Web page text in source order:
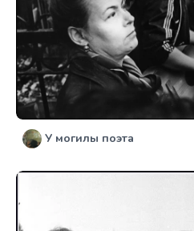
У могилы поэта